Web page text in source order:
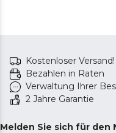
Kostenloser Versand!
Bezahlen in Raten
Verwaltung Ihrer
2 Jahre Garantie
Melden Sie sich für den